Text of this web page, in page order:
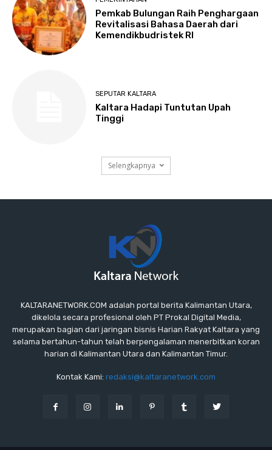
KALTARANETWORK.COM adalah portal berita Kalimantan Utara,
dikelola secara profesional oleh PT Prokal Digital Media,
merupakan bagian dari jaringan bisnis Harian Rakyat Kaltara yang
selama bertahun-tahun telah berpengalaman menerbitkan koran
harian di Kalimantan Utara dan Kalimantan Timur.
Kontak Kami: redaksi@kaltaranetwork.com